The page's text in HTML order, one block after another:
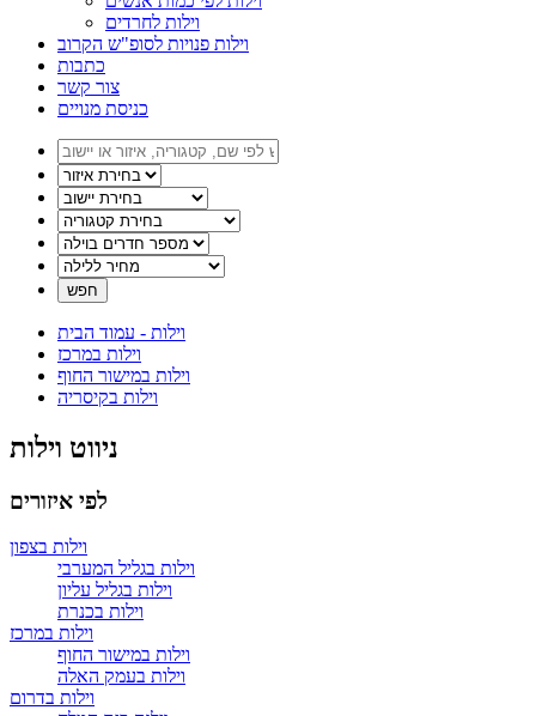
וילות לחרדים
וילות פנויות לסופ"ש הקרוב
כתבות
צור קשר
כניסת מנויים
וילות - עמוד הבית
וילות במרכז
וילות במישור החוף
וילות בקיסריה
ניווט וילות
לפי איזורים
וילות בצפון
וילות בגליל המערבי
וילות בגליל עליון
וילות בכנרת
וילות במרכז
וילות במישור החוף
וילות בעמק האלה
וילות בדרום